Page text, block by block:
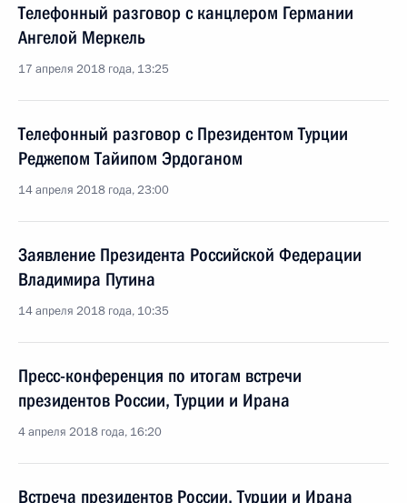
Телефонный разговор с канцлером Германии
Ангелой Меркель
17 апреля 2018 года, 13:25
Телефонный разговор с Президентом Турции
Реджепом Тайипом Эрдоганом
14 апреля 2018 года, 23:00
Заявление Президента Российской Федерации
Владимира Путина
14 апреля 2018 года, 10:35
Пресс-конференция по итогам встречи
президентов России, Турции и Ирана
4 апреля 2018 года, 16:20
Встреча президентов России, Турции и Ирана